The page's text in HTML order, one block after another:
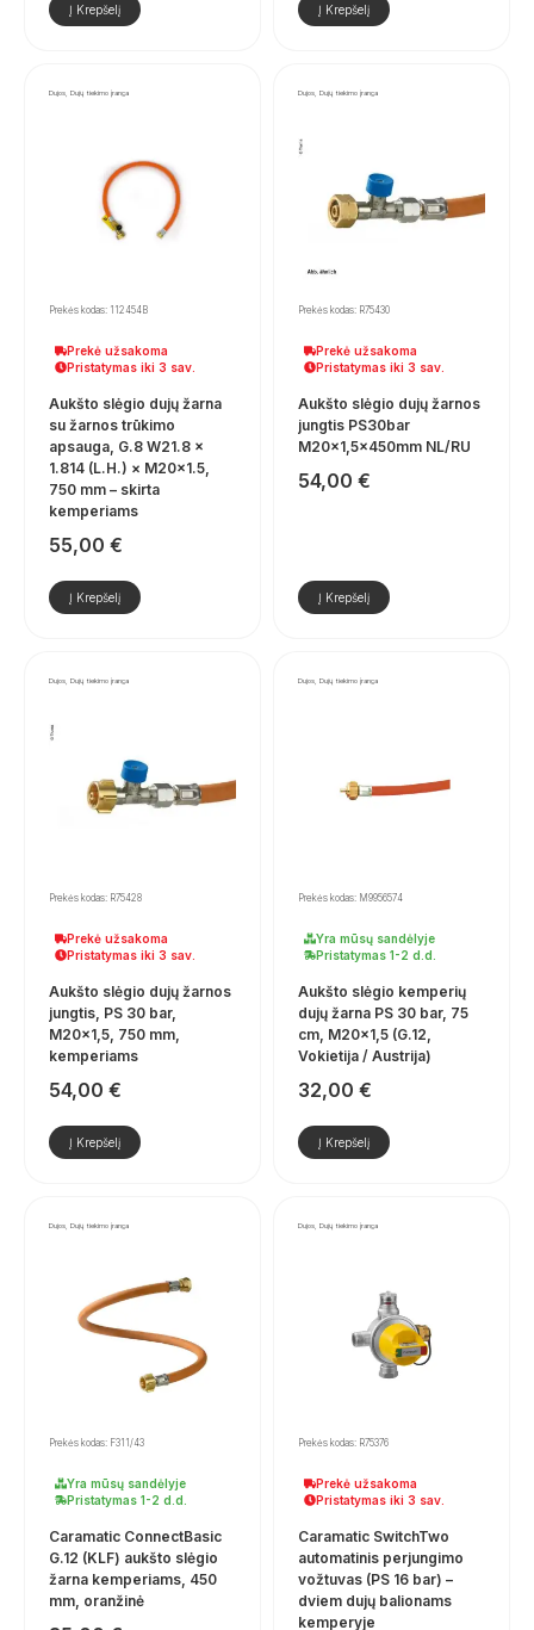
Į Krepšelį Į Krepšelį
Dujos, Dujų tiekimo įranga
Prekės kodas: 112454B
Prekė užsakoma
Pristatymas iki 3 sav.
Aukšto slėgio dujų žarna
su žarnos trūkimo
apsauga, G.8 W21.8 ×
1.814 (L.H.) × M20×1.5,
750 mm – skirta
kemperiams
55,00 €
Į Krepšelį
Dujos, Dujų tiekimo įranga
Prekės kodas: R75430
Prekė užsakoma
Pristatymas iki 3 sav.
Aukšto slėgio dujų žarnos
jungtis PS30bar
M20x1,5x450mm NL/RU
54,00 €
Į Krepšelį
Dujos, Dujų tiekimo įranga
Prekės kodas: R75428
Prekė užsakoma
Pristatymas iki 3 sav.
Aukšto slėgio dujų žarnos
jungtis, PS 30 bar,
M20×1,5, 750 mm,
kemperiams
54,00 €
Į Krepšelį
Dujos, Dujų tiekimo įranga
Prekės kodas: M9956574
Yra mūsų sandėlyje
Pristatymas 1-2 d.d.
Aukšto slėgio kemperių
dujų žarna PS 30 bar, 75
cm, M20x1,5 (G.12,
Vokietija / Austrija)
32,00 €
Į Krepšelį
Dujos, Dujų tiekimo įranga
Prekės kodas: F311/43
Yra mūsų sandėlyje
Pristatymas 1-2 d.d.
Caramatic ConnectBasic
G.12 (KLF) aukšto slėgio
žarna kemperiams, 450
mm, oranžinė
Dujos, Dujų tiekimo įranga
Prekės kodas: R75376
Prekė užsakoma
Pristatymas iki 3 sav.
Caramatic SwitchTwo
automatinis perjungimo
vožtuvas (PS 16 bar) –
dviem dujų balionams
kemperyje